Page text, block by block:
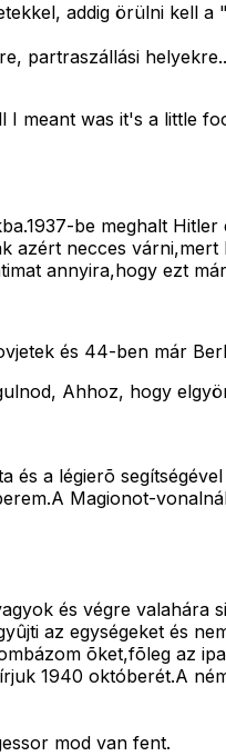
addig örülni kell
partraszállási
I meant was it's a little
be meghalt
azért necces
annyira,hogy ezt
és 44-ben már
Ahhoz, hogy
és a légierõ
Magionot-
és végre
az egységeket és
õket,fõleg az
1940 októberét.A
mod van fent.